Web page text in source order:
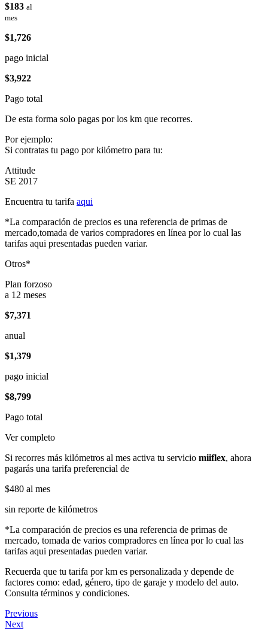
$183 al
mes
$1,726
pago inicial
$3,922
Pago total
De esta forma solo pagas por los km que recorres.
Por ejemplo:
Si contratas tu pago por kilómetro para tu:
Attitude
SE 2017
Encuentra tu tarifa aqui
*La comparación de precios es una referencia de primas de
mercado,tomada de varios compradores en línea por lo cual las
tarifas aqui presentadas pueden variar.
Otros*
Plan forzoso
a 12 meses
$7,371
anual
$1,379
pago inicial
$8,799
Pago total
Ver completo
Si recorres más kilómetros al mes activa tu servicio miiflex, ahora
pagarás una tarifa preferencial de
$480 al mes
sin reporte de kilómetros
*La comparación de precios es una referencia de primas de
mercado, tomada de varios compradores en línea por lo cual las
tarifas aqui presentadas pueden variar.
Recuerda que tu tarifa por km es personalizada y depende de
factores como: edad, género, tipo de garaje y modelo del auto.
Consulta términos y condiciones.
Previous
Next